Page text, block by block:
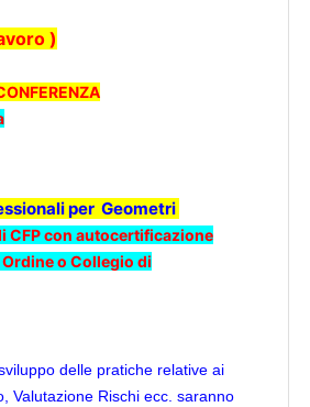
)
per Geometri
CFP con autocertificazione
o Collegio di
delle pratiche relative ai
Valutazione Rischi ecc. saranno